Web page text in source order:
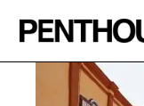
the